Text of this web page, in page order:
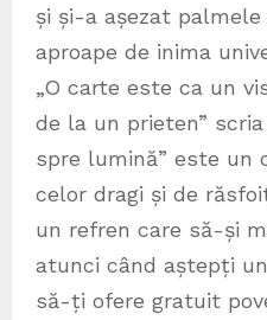
și și-a așezat palmele
aproape de inima
„O carte este ca un
de la un prieten”
spre lumină” este un
celor dragi și de
un refren care să-și
atunci când aștepți
să-ți ofere gratuit